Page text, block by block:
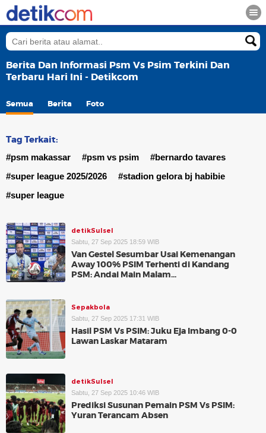
Berita Dan Informasi Psm Vs Psim Terkini Dan
Terbaru Hari Ini - Detikcom
Semua Berita Foto
Tag Terkait:
#psm makassar #psm vs psim
#bernardo tavares
#super league 2025/2026
#stadion gelora bj habibie
#super league
detikSulsel
Sabtu, 27 Sep 2025 18:59 WIB
Van Gestel Sesumbar Usai Kemenangan
Away 100% PSIM Terhenti di Kandang
PSM: Andai Main Malam...
Sepakbola
Sabtu, 27 Sep 2025 17:31 WIB
Hasil PSM Vs PSIM: Juku Eja Imbang 0-0
Lawan Laskar Mataram
detikSulsel
Sabtu, 27 Sep 2025 10:46 WIB
Prediksi Susunan Pemain PSM Vs PSIM:
Yuran Terancam Absen